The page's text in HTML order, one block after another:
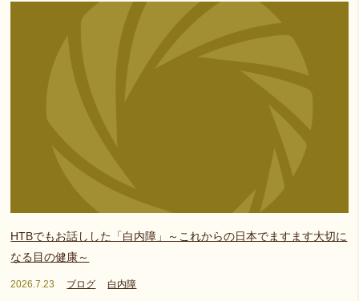
HTBでもお話しした「白内障」～これからの日本でますます大切に
なる目の健康～
2026.7.23 ブログ 白内障